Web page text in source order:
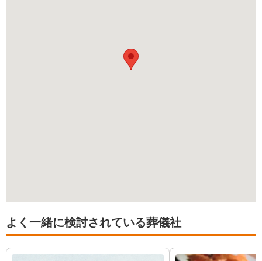
よく一緒に検討されている葬儀社